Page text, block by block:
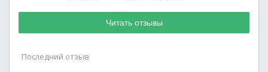
Читать отзывы
Последний отзыв